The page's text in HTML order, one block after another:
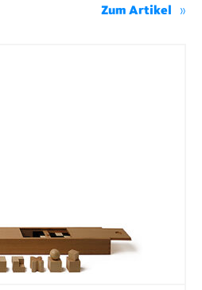
Zum Artikel